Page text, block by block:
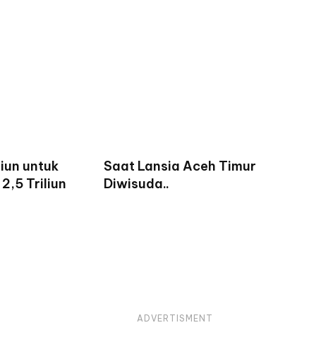
untuk
2,5 Triliun
Saat Lansia Aceh Timur
Diwisuda..
ADVERTISMENT